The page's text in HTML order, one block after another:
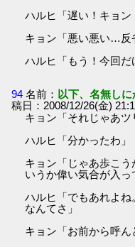
ハルヒ「遅い！キョン
キョン「悪い悪い…反
ハルヒ「もう！今回だ
94 名前： 以下、名無し
稿日：2008/12/26(金)
キョン「それじゃあツ
ハルヒ「分かったわ」
キョン「じゃあ歩こ
いうか偉い気合が入
ハルヒ「でもあれよね
なんてさ」
キョン「お前から呼ん